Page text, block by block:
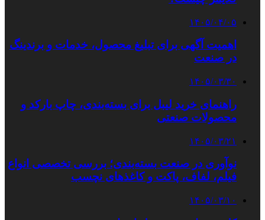
۱۴۰۵/۰۴/۰۵
اهمیت آگهی برای تبلیغ محصول، خدمات و برندینگ
در صنعت
۱۴۰۵/۰۳/۳۰
راهنمای خرید لیبل برای بسته‌بندی، چاپ بارکد و
محصولات صنعتی
۱۴۰۵/۰۳/۲۱
نوآوری در صنعت بسته‌بندی؛ بررسی تخصصی انواع
فیلم، لفاف، پاکت و کاغذهای نچسب
۱۴۰۵/۰۳/۱۰